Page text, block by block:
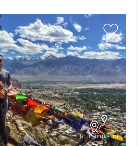
Tour su misura